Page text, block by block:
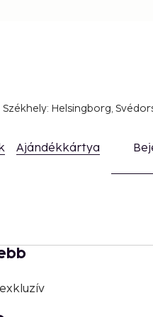
Székhely: Helsingborg,
Ajándékkártya